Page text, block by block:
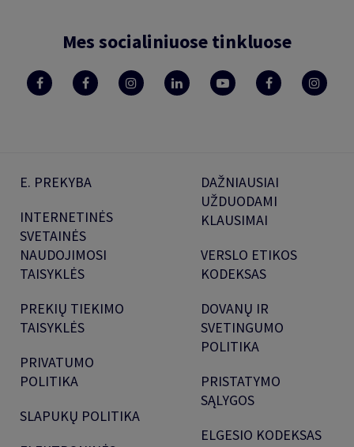
Mes socialiniuose tinkluose
E. PREKYBA
INTERNETINĖS
SVETAINĖS
NAUDOJIMOSI
TAISYKLĖS
PREKIŲ TIEKIMO
TAISYKLĖS
PRIVATUMO
POLITIKA
SLAPUKŲ POLITIKA
DAŽNIAUSIAI
UŽDUODAMI
KLAUSIMAI
VERSLO ETIKOS
KODEKSAS
DOVANŲ IR
SVETINGUMO
POLITIKA
PRISTATYMO
SĄLYGOS
ELGESIO KODEKSAS